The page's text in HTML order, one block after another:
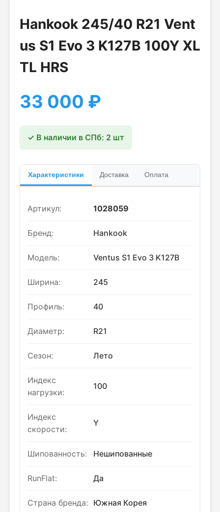
Hankook 245/40 R21 Vent
us S1 Evo 3 K127B 100Y XL
TL HRS
33 000 ₽
✓ В наличии в СПб: 2 шт
Характеристики Доставка Оплата
Артикул: 1028059
Бренд: Hankook
Модель: Ventus S1 Evo 3 K127B
Ширина: 245
Профиль: 40
Диаметр: R21
Сезон: Лето
Индекс
нагрузки:
100
Индекс
скорости:
Y
Шипованность: Нешипованные
RunFlat: Да
Страна бренда: Южная Корея